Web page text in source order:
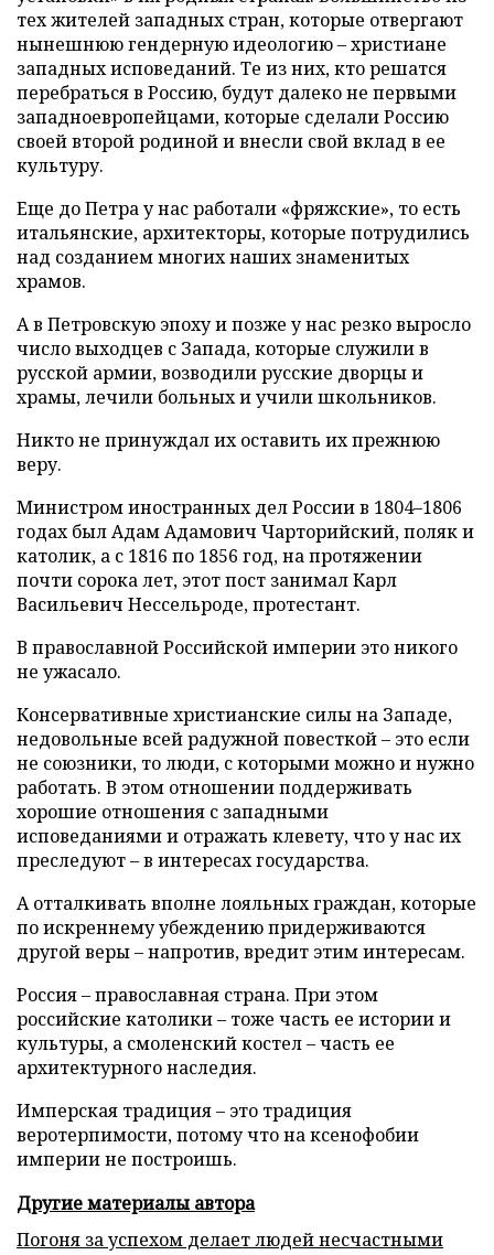
тех жителей западных стран, которые отвергают
нынешнюю гендерную идеологию – христиане
западных исповеданий. Те из них, кто решатся
перебраться в Россию, будут далеко не первыми
западноевропейцами, которые сделали Россию
своей второй родиной и внесли свой вклад в ее
культуру.
Еще до Петра у нас работали «фряжские», то есть
итальянские, архитекторы, которые потрудились
над созданием многих наших знаменитых
храмов.
А в Петровскую эпоху и позже у нас резко выросло
число выходцев с Запада, которые служили в
русской армии, возводили русские дворцы и
храмы, лечили больных и учили школьников.
Никто не принуждал их оставить их прежнюю
веру.
Министром иностранных дел России в 1804–1806
годах был Адам Адамович Чарторийский, поляк и
католик, а с 1816 по 1856 год, на протяжении
почти сорока лет, этот пост занимал Карл
Васильевич Нессельроде, протестант.
В православной Российской империи это никого
не ужасало.
Консервативные христианские силы на Западе,
недовольные всей радужной повесткой – это если
не союзники, то люди, с которыми можно и нужно
работать. В этом отношении поддерживать
хорошие отношения с западными
исповеданиями и отражать клевету, что у нас их
преследуют – в интересах государства.
А отталкивать вполне лояльных граждан, которые
по искреннему убеждению придерживаются
другой веры – напротив, вредит этим интересам.
Россия – православная страна. При этом
российские католики – тоже часть ее истории и
культуры, а смоленский костел – часть ее
архитектурного наследия.
Имперская традиция – это традиция
веротерпимости, потому что на ксенофобии
империи не построишь.
Другие материалы автора
Погоня за успехом делает людей несчастными